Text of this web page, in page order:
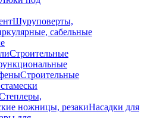
Шуруповерты,
сабельные
Строительные
Строительные
ножницы, резакиНасадки для